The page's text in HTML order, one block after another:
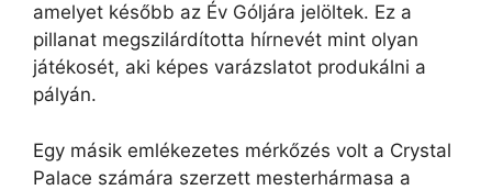
amelyet később az Év Góljára jelöltek. Ez a
pillanat megszilárdította hírnevét mint olyan
játékosét, aki képes varázslatot produkálni a
pályán.
Egy másik emlékezetes mérkőzés volt a Crystal
Palace számára szerzett mesterhármasa a